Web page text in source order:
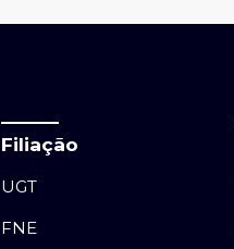
Filiação
UGT
FNE